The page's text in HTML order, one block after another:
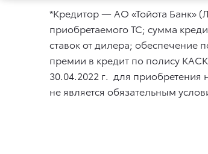
*Кредитор — АО «Тойота Банк»
приобретаемого ТС; сумма
ставок от дилера; обеспечение
премии в кредит по полису
30.04.2022 г. для приобретения
не является обязательным